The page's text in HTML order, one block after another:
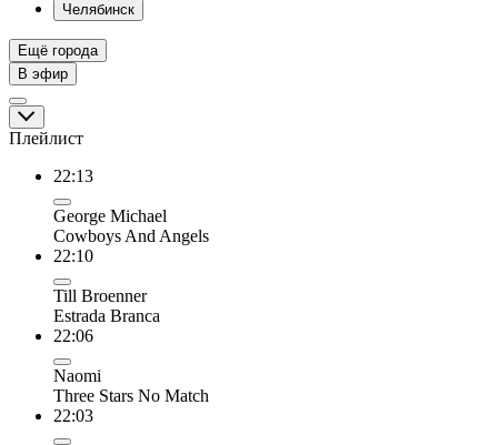
Челябинск
Ещё города
В эфир
Плейлист
22:13
George Michael
Cowboys And Angels
22:10
Till Broenner
Estrada Branca
22:06
Naomi
Three Stars No Match
22:03